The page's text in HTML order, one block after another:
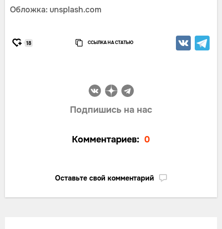
Обложка: unsplash.com
18 ССЫЛКА НА СТАТЬЮ
Подпишись на нас
Комментариев: 0
Оставьте свой комментарий